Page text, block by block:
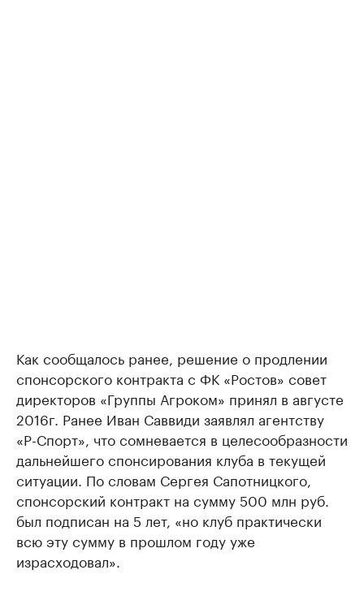
Как сообщалось ранее, решение о продлении
спонсорского контракта с ФК «Ростов» совет
директоров «Группы Агроком» принял в августе
2016г. Ранее Иван Саввиди заявлял агентству
«Р-Спорт», что сомневается в целесообразности
дальнейшего спонсирования клуба в текущей
ситуации. По словам Сергея Сапотницкого,
спонсорский контракт на сумму 500 млн руб.
был подписан на 5 лет, «но клуб практически
всю эту сумму в прошлом году уже
израсходовал».